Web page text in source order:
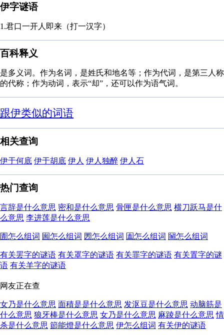
伊字谜语
1.君口一开人即来（打一汉字）
百科释义
是多义词。作为名词，是姓氏和地名等；作为代词，是第三人称
的代称；作为动词，表示“却”，还可以作为语气词。
跟伊类似的词语
相关查询
伊于何底 伊于胡底 伊人 伊人独醉 伊人石
热门查询
言辞是什么意思 密和是什么意思 骨匣是什么意思 横刀跃马是什
么意思 李进莲是什么意思
圊怎么组词 圌怎么组词 圐怎么组词 圔怎么组词 圙怎么组词
有关罢字的谜语 有关罩字的谜语 有关罪字的谜语 有关置字的谜
语 有关羊字的谜语
网友正在查
女乃是什么意思 面積是是什么意思 发沤豆是什么意思 动脑筋是
什么意思 狼牙棒是什么意思 女乃是什么意思 麻踜是什么意思 情
杀是什么意思 節能燈是什么意思 伊怎么组词 有关伊的谜语